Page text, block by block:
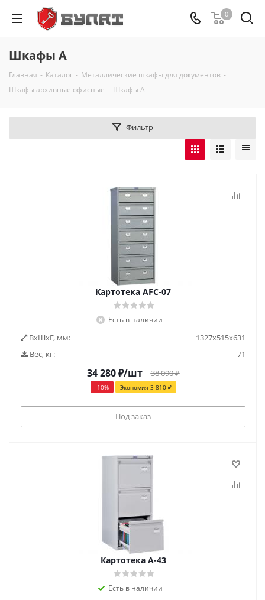
0
Шкафы А
Главная - Каталог - Металлические шкафы для документов -
Шкафы архивные офисные - Шкафы А
Фильтр
Картотека AFC-07
Есть в наличии
ВxШxГ, мм:
1327х515х631
Вес, кг:
71
34 280₽/шт 38 090₽
-10% Экономия 3 810₽
Под заказ
Картотека А-43
Есть в наличии